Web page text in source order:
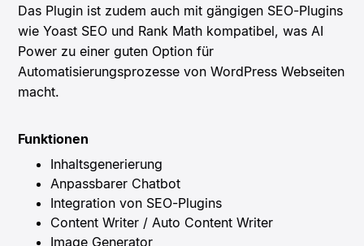
Das Plugin ist zudem auch mit gängigen SEO-Plugins
wie Yoast SEO und Rank Math kompatibel, was AI
Power zu einer guten Option für
Automatisierungsprozesse von WordPress Webseiten
macht.
Funktionen
Inhaltsgenerierung
Anpassbarer Chatbot
Integration von SEO-Plugins
Content Writer / Auto Content Writer
Image Generator